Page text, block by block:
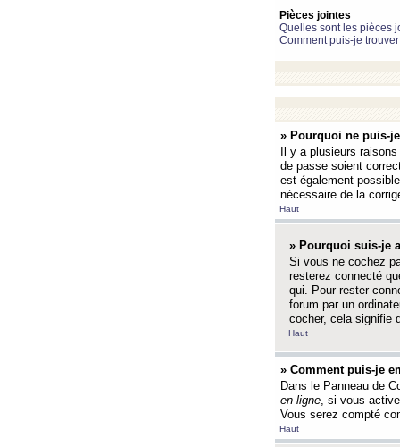
Pièces jointes
Quelles sont les pièces
Comment puis-je
» Pourquoi ne puis-
Il y a plusieurs
de passe soient
est également
nécessaire de la
Haut
» Pourquoi suis-je
Si vous ne cochez
resterez connecté
qui. Pour rester
forum par un
cocher, cela signifie
Haut
» Comment puis-je
Dans le Panneau de
en ligne, si vous
Vous serez compté
Haut